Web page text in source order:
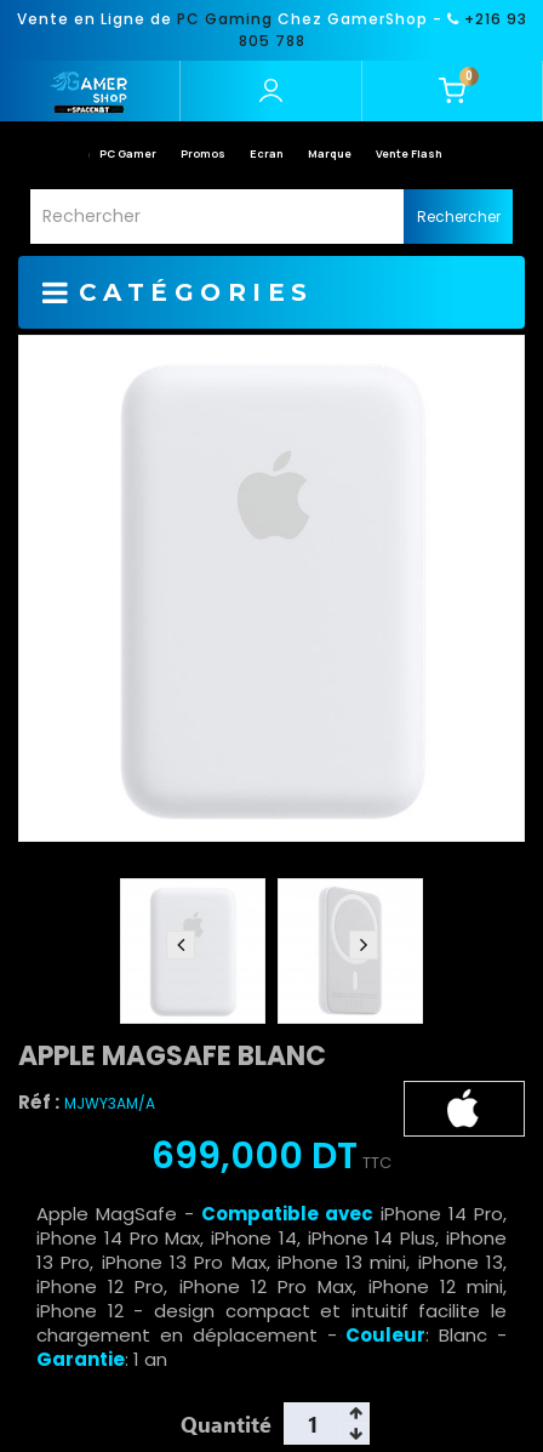
Vente en Ligne de PC Gaming Chez GamerShop -
+216 93
805 788
0
PC Gamer Promos Ecran Marque Vente Flash
Rechercher
CATÉGORIES
APPLE MAGSAFE BLANC
Réf : MJWY3AM/A
699,000 DT TTC
Apple MagSafe - Compatible avec iPhone 14 Pro,
iPhone 14 Pro Max, iPhone 14, iPhone 14 Plus, iPhone
13 Pro, iPhone 13 Pro Max, iPhone 13 mini, iPhone 13,
iPhone 12 Pro, iPhone 12 Pro Max, iPhone 12 mini,
iPhone 12 - design compact et intuitif facilite le
chargement en déplacement - Couleur: Blanc -
Garantie: 1 an
Quantité